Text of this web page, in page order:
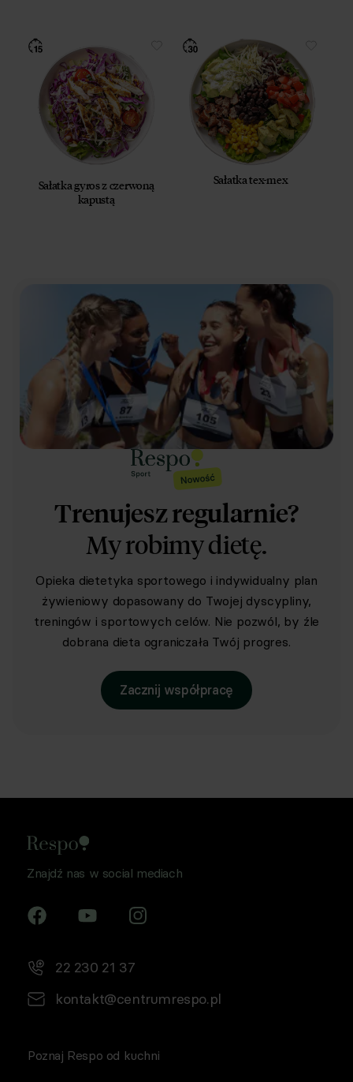
Sałatka gyros z czerwoną
kapustą
Sałatka tex-mex
Trenujesz regularnie?
My robimy dietę.
Opieka dietetyka sportowego i indywidualny plan
żywieniowy dopasowany do Twojej dyscypliny,
treningów i sportowych celów. Nie pozwól, by źle
dobrana dieta ograniczała Twój progres.
Zacznij współpracę
Znajdź nas w social mediach
22 230 21 37
kontakt@centrumrespo.pl
Poznaj Respo od kuchni